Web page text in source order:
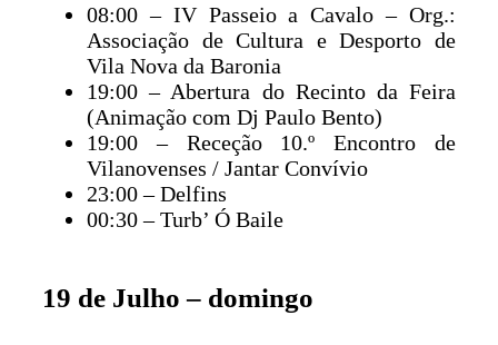
08:00 – IV Passeio a Cavalo – Org.:
Associação de Cultura e Desporto de
Vila Nova da Baronia
19:00 – Abertura do Recinto da Feira
(Animação com Dj Paulo Bento)
19:00 – Receção 10.º Encontro de
Vilanovenses / Jantar Convívio
23:00 – Delfins
00:30 – Turb’ Ó Baile
19 de Julho – domingo